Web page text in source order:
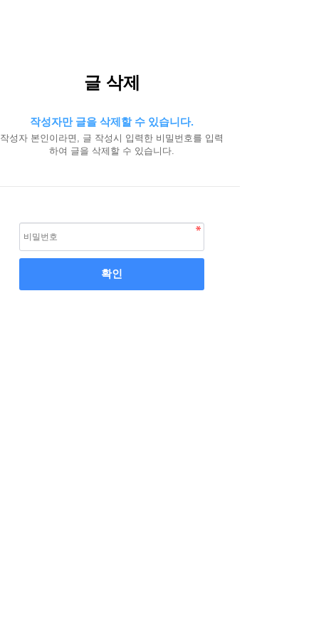
글 삭제
작성자만 글을 삭제할 수 있습니다.
작성자 본인이라면, 글 작성시 입력한 비밀번호를 입력
하여 글을 삭제할 수 있습니다.